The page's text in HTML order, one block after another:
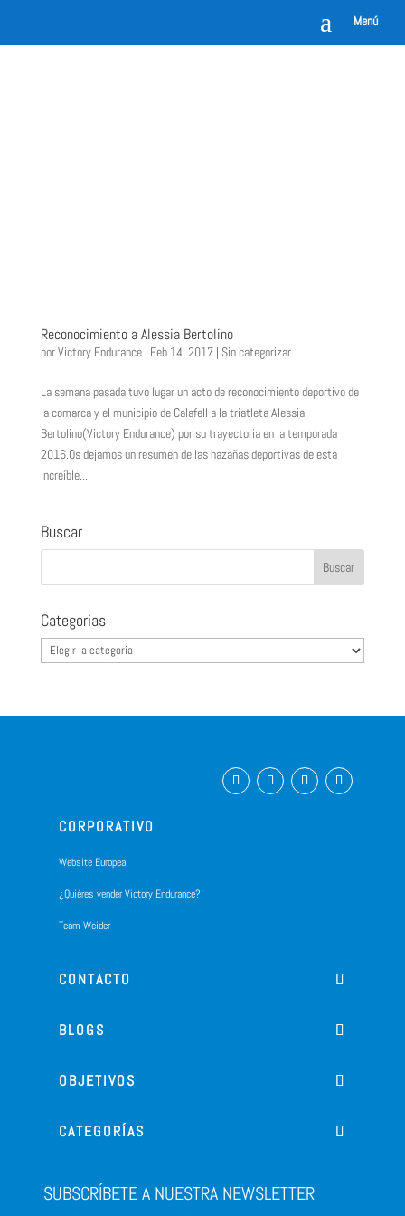
a Menú
Reconocimiento a Alessia Bertolino
porVictory Endurance| Feb 14, 2017| Sin categorizar
La semana pasada tuvo lugar un acto de reconocimiento deportivo de
la comarca y el municipio de Calafell a la triatleta Alessia
Bertolino(Victory Endurance) por su trayectoria en la temporada
2016.Os dejamos un resumen de las hazañas deportivas de esta
increíble...
Buscar
Categorias
Categorias
CORPORATIVO
Website Europea
¿Quiéres vender Victory Endurance?
Team Weider
CONTACTO
BLOGS
OBJETIVOS
CATEGORÍAS
SUBSCRÍBETE A NUESTRA NEWSLETTER